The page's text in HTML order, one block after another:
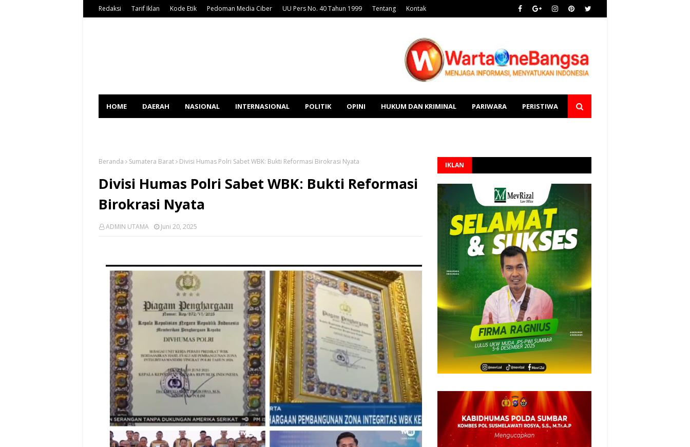
Redaksi Tarif Iklan Kode Etik Pedoman Media Ciber UU Pers No. 40 Tahun 1999 Tentang Kontak
HOME DAERAH NASIONAL INTERNASIONAL POLITIK OPINI HUKUM DAN KRIMINAL PARIWARA PERISTIWA
Beranda Sumatera Barat Divisi Humas Polri Sabet WBK: Bukti Reformasi Birokrasi Nyata
Divisi Humas Polri Sabet WBK: Bukti Reformasi
Birokrasi Nyata
ADMIN UTAMA Juni 20, 2025
IKLAN